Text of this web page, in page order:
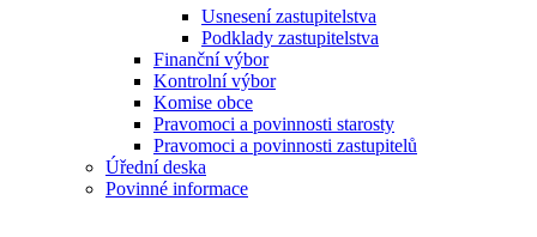
Usnesení zastupitelstva
Podklady zastupitelstva
Finanční výbor
Kontrolní výbor
Komise obce
Pravomoci a povinnosti starosty
Pravomoci a povinnosti zastupitelů
Úřední deska
Povinné informace